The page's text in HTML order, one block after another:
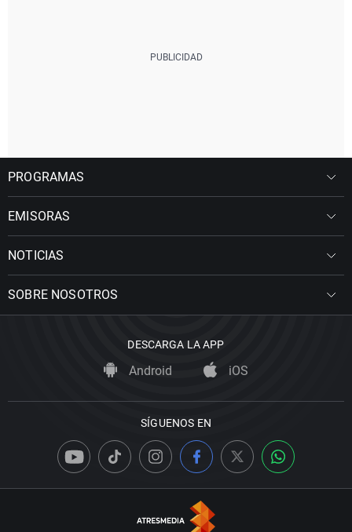
PROGRAMAS
EMISORAS
NOTICIAS
SOBRE NOSOTROS
DESCARGA LA APP
Android iOS
SÍGUENOS EN